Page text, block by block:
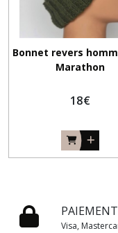
Bonnet revers
Marathon
18€
Visa,